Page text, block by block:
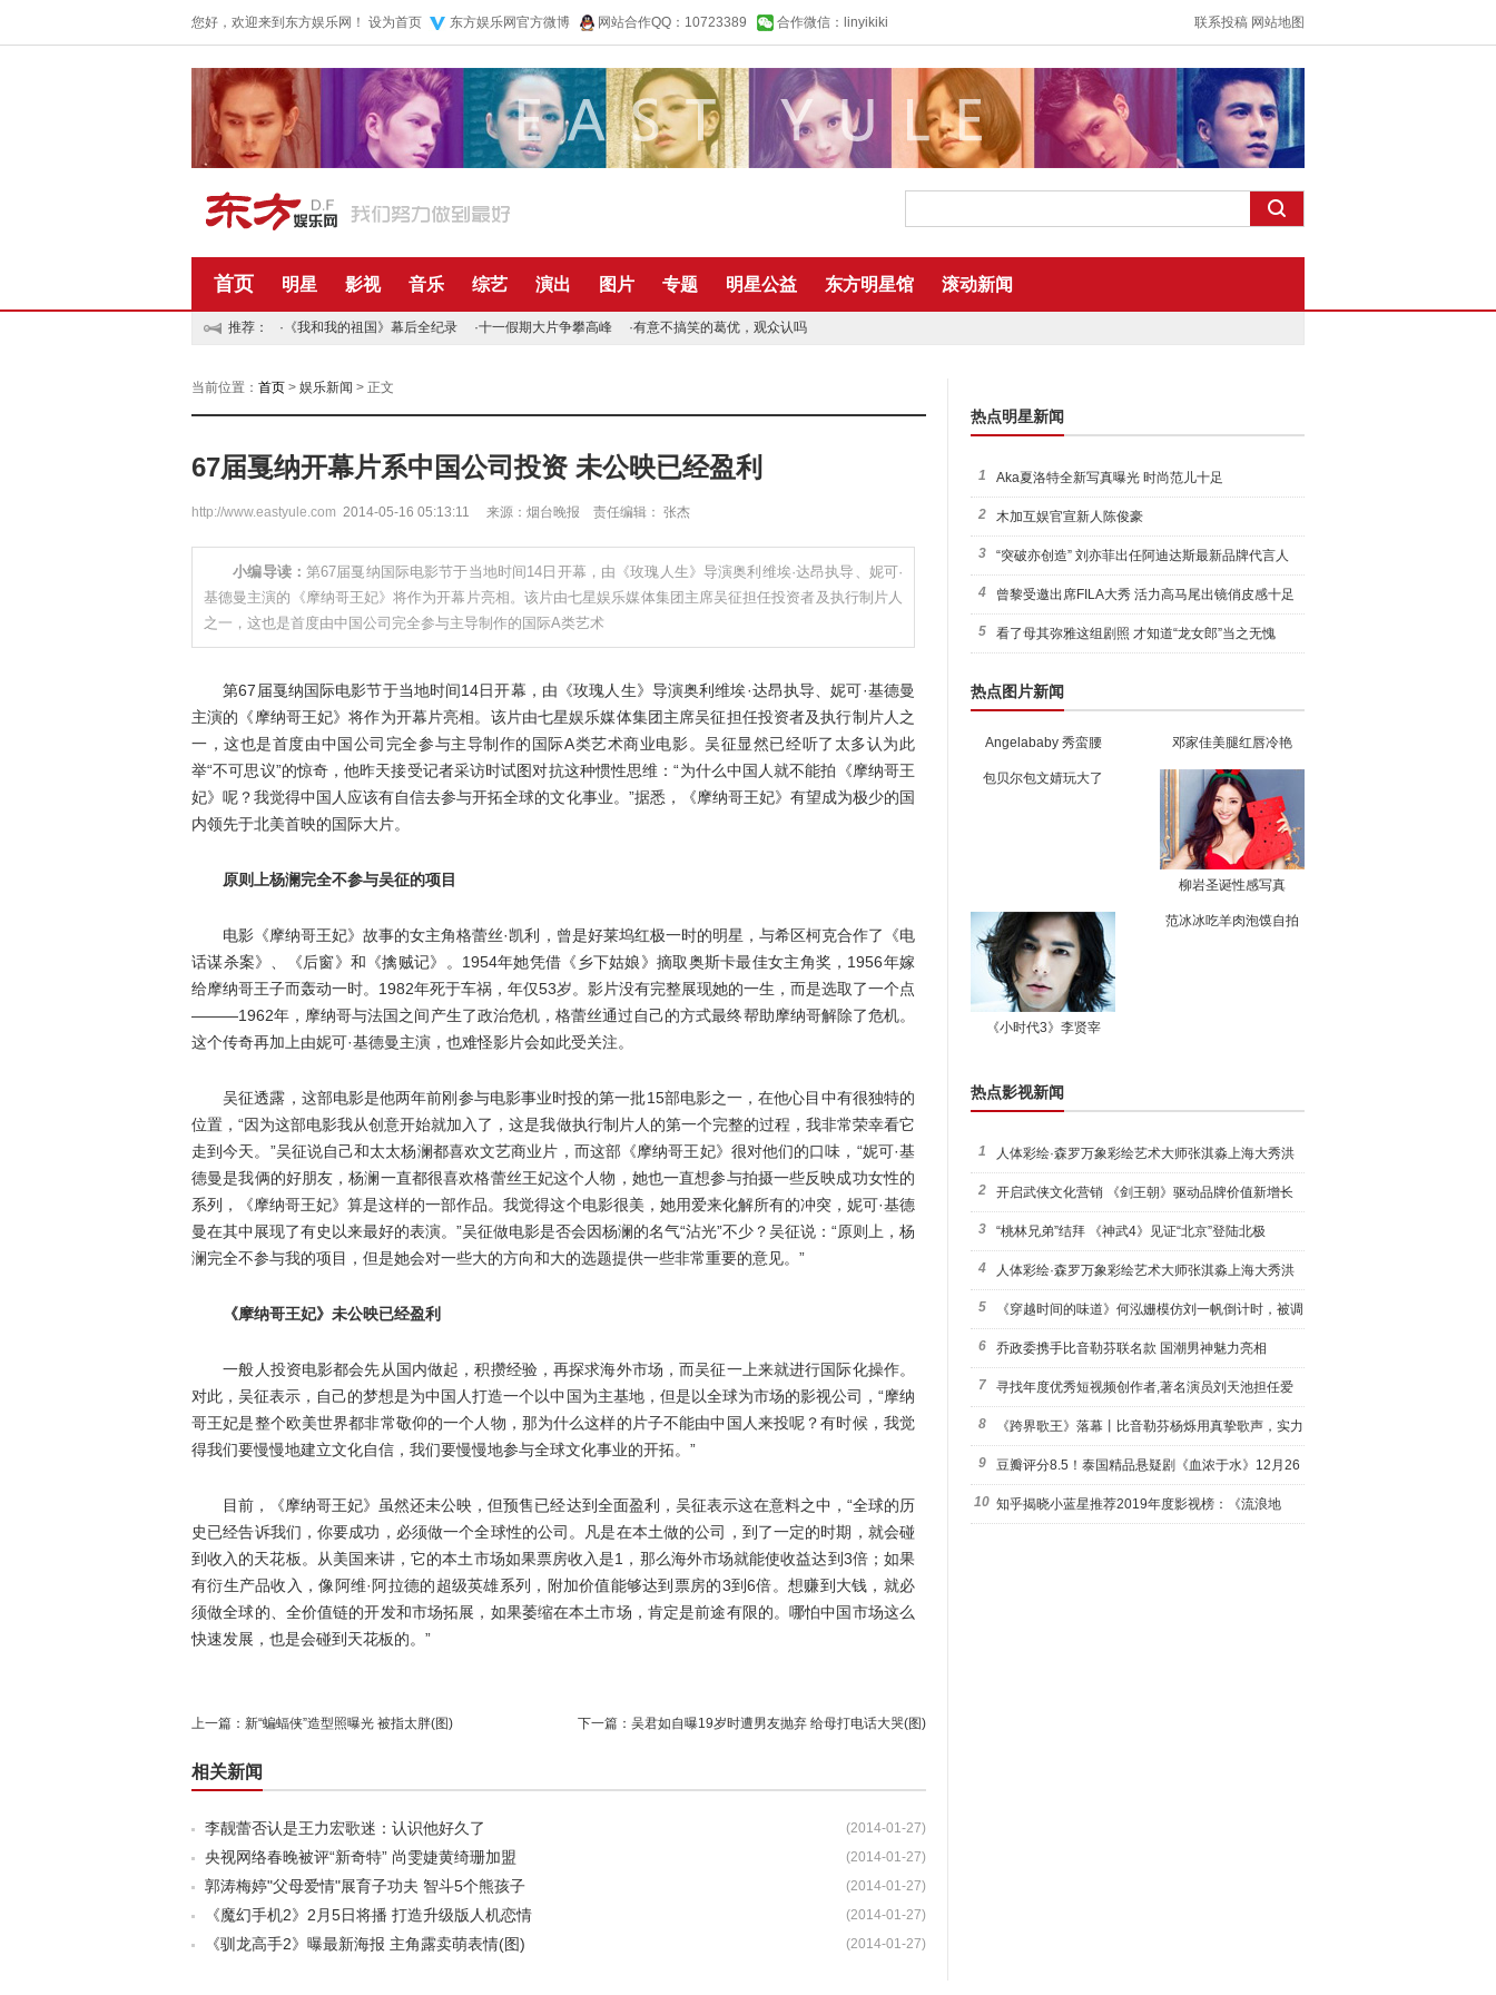
您好，欢迎来到东方娱乐网！ 设为首页 东方娱乐网官方微博 网站合作QQ：10723389 合作微信：linyikiki 联系投稿 网站地图
首页 明星 影视 音乐 综艺 演出 图片 专题 明星公益 东方明星馆 滚动新闻
推荐： · 《我和我的祖国》幕后全纪录 ·十一假期大片争攀高峰 ·有意不搞笑的葛优，观众认吗
当前位置： 首页 > 娱乐新闻 > 正文
67届戛纳开幕片系中国公司投资 未公映已经盈利
http://www.eastyule.com 2014-05-16 05:13:11 来源：烟台晚报 责任编辑： 张杰
小编导读：第67届戛纳国际电影节于当地时间14日开幕，由《玫瑰人生》导演奥利维埃·达昂执导、妮可·
基德曼主演的《摩纳哥王妃》将作为开幕片亮相。该片由七星娱乐媒体集团主席吴征担任投资者及执行制片人
之一，这也是首度由中国公司完全参与主导制作的国际A类艺术
第67届戛纳国际电影节于当地时间14日开幕，由《玫瑰人生》导演奥利维埃·达昂执导、妮可·基德曼
主演的《摩纳哥王妃》将作为开幕片亮相。该片由七星娱乐媒体集团主席吴征担任投资者及执行制片人之
一，这也是首度由中国公司完全参与主导制作的国际A类艺术商业电影。吴征显然已经听了太多认为此
举“不可思议”的惊奇，他昨天接受记者采访时试图对抗这种惯性思维：“为什么中国人就不能拍《摩纳哥王
妃》呢？我觉得中国人应该有自信去参与开拓全球的文化事业。”据悉，《摩纳哥王妃》有望成为极少的国
内领先于北美首映的国际大片。
原则上杨澜完全不参与吴征的项目
电影《摩纳哥王妃》故事的女主角格蕾丝·凯利，曾是好莱坞红极一时的明星，与希区柯克合作了《电
话谋杀案》、《后窗》和《擒贼记》。1954年她凭借《乡下姑娘》摘取奥斯卡最佳女主角奖，1956年嫁
给摩纳哥王子而轰动一时。1982年死于车祸，年仅53岁。影片没有完整展现她的一生，而是选取了一个点
———1962年，摩纳哥与法国之间产生了政治危机，格蕾丝通过自己的方式最终帮助摩纳哥解除了危机。
这个传奇再加上由妮可·基德曼主演，也难怪影片会如此受关注。
吴征透露，这部电影是他两年前刚参与电影事业时投的第一批15部电影之一，在他心目中有很独特的
位置，“因为这部电影我从创意开始就加入了，这是我做执行制片人的第一个完整的过程，我非常荣幸看它
走到今天。”吴征说自己和太太杨澜都喜欢文艺商业片，而这部《摩纳哥王妃》很对他们的口味，“妮可·基
德曼是我俩的好朋友，杨澜一直都很喜欢格蕾丝王妃这个人物，她也一直想参与拍摄一些反映成功女性的
系列，《摩纳哥王妃》算是这样的一部作品。我觉得这个电影很美，她用爱来化解所有的冲突，妮可·基德
曼在其中展现了有史以来最好的表演。”吴征做电影是否会因杨澜的名气“沾光”不少？吴征说：“原则上，杨
澜完全不参与我的项目，但是她会对一些大的方向和大的选题提供一些非常重要的意见。”
《摩纳哥王妃》未公映已经盈利
一般人投资电影都会先从国内做起，积攒经验，再探求海外市场，而吴征一上来就进行国际化操作。
对此，吴征表示，自己的梦想是为中国人打造一个以中国为主基地，但是以全球为市场的影视公司，“摩纳
哥王妃是整个欧美世界都非常敬仰的一个人物，那为什么这样的片子不能由中国人来投呢？有时候，我觉
得我们要慢慢地建立文化自信，我们要慢慢地参与全球文化事业的开拓。”
目前，《摩纳哥王妃》虽然还未公映，但预售已经达到全面盈利，吴征表示这在意料之中，“全球的历
史已经告诉我们，你要成功，必须做一个全球性的公司。凡是在本土做的公司，到了一定的时期，就会碰
到收入的天花板。从美国来讲，它的本土市场如果票房收入是1，那么海外市场就能使收益达到3倍；如果
有衍生产品收入，像阿维·阿拉德的超级英雄系列，附加价值能够达到票房的3到6倍。想赚到大钱，就必
须做全球的、全价值链的开发和市场拓展，如果萎缩在本土市场，肯定是前途有限的。哪怕中国市场这么
快速发展，也是会碰到天花板的。”
上一篇： 新“蝙蝠侠”造型照曝光 被指太胖(图) 下一篇： 吴君如自曝19岁时遭男友抛弃 给母打电话大哭(图)
相关新闻
(2014-01-27)
李靓蕾否认是王力宏歌迷：认识他好久了
(2014-01-27)
央视网络春晚被评“新奇特” 尚雯婕黄绮珊加盟
(2014-01-27)
郭涛梅婷"父母爱情"展育子功夫 智斗5个熊孩子
(2014-01-27)
《魔幻手机2》2月5日将播 打造升级版人机恋情
(2014-01-27)
《驯龙高手2》曝最新海报 主角露卖萌表情(图)
热点明星新闻
1 Aka夏洛特全新写真曝光 时尚范儿十足
2 木加互娱官宣新人陈俊豪
3 “突破亦创造” 刘亦菲出任阿迪达斯最新品牌代言人
引爆
4 曾黎受邀出席FILA大秀 活力高马尾出镜俏皮感十足
5 看了母其弥雅这组剧照 才知道“龙女郎”当之无愧
热点图片新闻
Angelababy 秀蛮腰 邓家佳美腿红唇冷艳
包贝尔包文婧玩大了
柳岩圣诞性感写真
《小时代3》李贤宰
范冰冰吃羊肉泡馍自拍
热点影视新闻
1 人体彩绘·森罗万象彩绘艺术大师张淇淼上海大秀洪
荒宇宙
2 开启武侠文化营销 《剑王朝》驱动品牌价值新增长
3 “桃林兄弟”结拜 《神武4》见证“北京”登陆北极
4 人体彩绘·森罗万象彩绘艺术大师张淇淼上海大秀洪
荒宇宙
5 《穿越时间的味道》何泓姗模仿刘一帆倒计时，被调
侃“学人
6 乔政委携手比音勒芬联名款 国潮男神魅力亮相
7 寻找年度优秀短视频创作者,著名演员刘天池担任爱
奇艺号"奇
8 《跨界歌王》落幕丨比音勒芬杨烁用真挚歌声，实力
圈粉!
9 豆瓣评分8.5！泰国精品悬疑剧《血浓于水》12月26
日西瓜视
10 知乎揭晓小蓝星推荐2019年度影视榜：《流浪地